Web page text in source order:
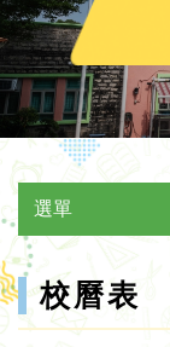
選單
校曆表